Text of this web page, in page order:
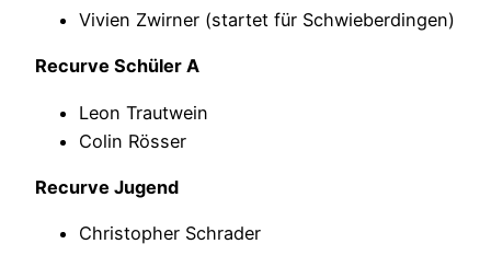
Vivien Zwirner (startet für Schwieberdingen)
Recurve Schüler A
Leon Trautwein
Colin Rösser
Recurve Jugend
Christopher Schrader